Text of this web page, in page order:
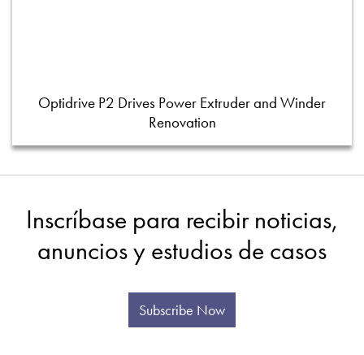
Optidrive P2 Drives Power Extruder and Winder
Renovation
Inscríbase para recibir noticias,
anuncios y estudios de casos
Subscribe Now